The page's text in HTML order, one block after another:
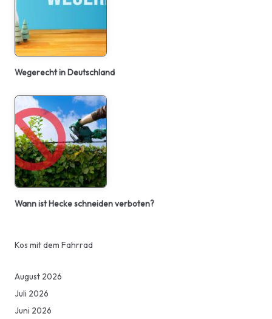
Wegerecht in Deutschland
Wann ist Hecke schneiden verboten?
Kos mit dem Fahrrad
August 2026
Juli 2026
Juni 2026